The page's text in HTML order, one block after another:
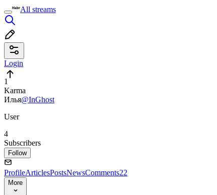
All streams
Login
1
Karma
Илья@InGhost
User
4
Subscribers
Follow
ProfileArticlesPostsNewsComments22
More